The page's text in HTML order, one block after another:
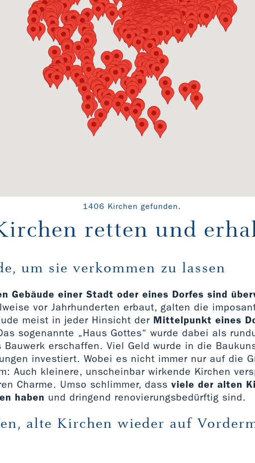
1406 Kirchen gefunden.
retten und
um sie verkommen zu lassen
Gebäude einer Stadt oder eines Dorfes sind
vor Jahrhunderten erbaut, galten die
meist in jeder Hinsicht der Mittelpunkt eines
sogenannte „Haus Gottes“ wurde dabei als
Bauwerk erschaffen. Viel Geld wurde in die
investiert. Wobei es nicht immer nur auf die
Auch kleinere, unscheinbar wirkende Kirchen
Charme. Umso schlimmer, dass viele der alten
haben und dringend renovierungsbedürftig sind.
alte Kirchen wieder auf